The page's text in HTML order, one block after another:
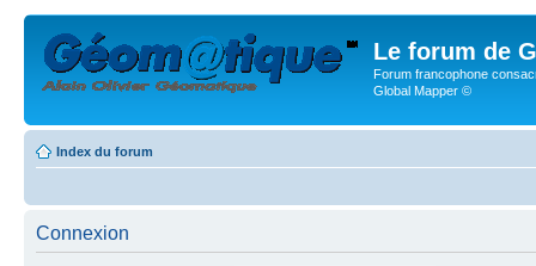
Le forum de
Forum francophone
Global Mapper ©
Index du forum
Connexion